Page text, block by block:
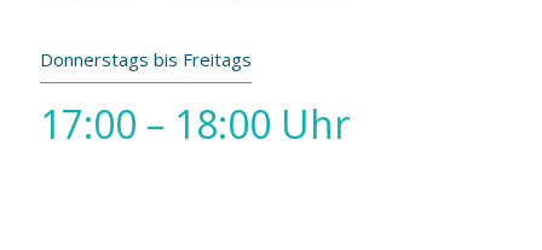
Donnerstags bis Freitags
17:00 – 18:00 Uhr